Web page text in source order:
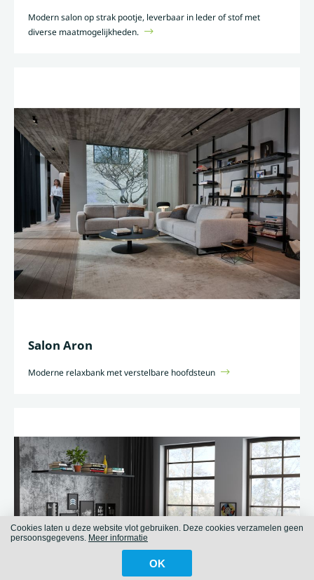
Modern salon op strak pootje, leverbaar in leder of stof met
diverse maatmogelijkheden.
Salon Aron
Moderne relaxbank met verstelbare hoofdsteun
Cookies laten u deze website vlot gebruiken. Deze cookies verzamelen geen
persoonsgegevens. Meer informatie
OK